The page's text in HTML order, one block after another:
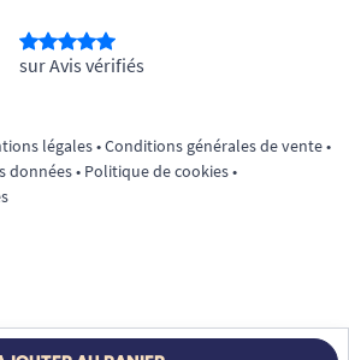
sur Avis vérifiés
légales•Conditions générales de vente•
données• Politique de cookies•